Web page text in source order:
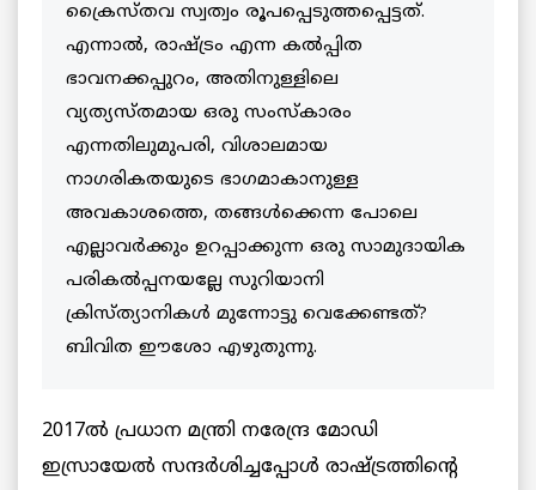
ക്രൈസ്തവ സ്വത്വം രൂപപ്പെടുത്തപ്പെട്ടത്.
എന്നാൽ, രാഷ്ട്രം എന്ന കൽപ്പിത
ഭാവനക്കപ്പുറം, അതിനുള്ളിലെ
വ്യത്യസ്തമായ ഒരു സംസ്കാരം
എന്നതിലുമുപരി, വിശാലമായ
നാഗരികതയുടെ ഭാഗമാകാനുള്ള
അവകാശത്തെ, തങ്ങൾക്കെന്ന പോലെ
എല്ലാവർക്കും ഉറപ്പാക്കുന്ന ഒരു സാമുദായിക
പരികൽപ്പനയല്ലേ സുറിയാനി
ക്രിസ്ത്യാനികൾ മുന്നോട്ടു വെക്കേണ്ടത്?
ബിവിത ഈശോ എഴുതുന്നു.
2017ൽ പ്രധാന മന്ത്രി നരേന്ദ്ര മോഡി
ഇസ്രായേൽ സന്ദർശിച്ചപ്പോൾ രാഷ്ട്രത്തിന്റെ